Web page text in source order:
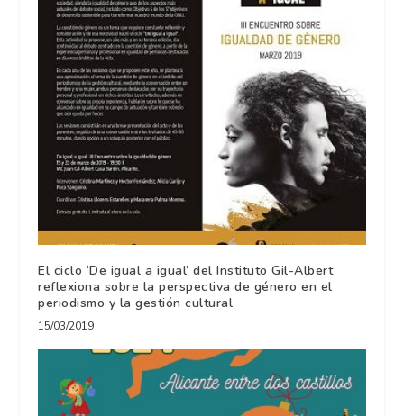
El ciclo ‘De igual a igual’ del Instituto Gil-Albert
reflexiona sobre la perspectiva de género en el
periodismo y la gestión cultural
15/03/2019